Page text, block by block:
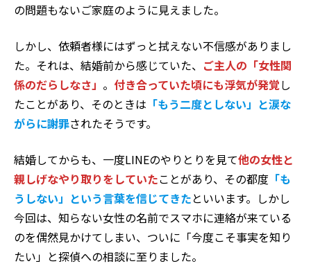
の問題もないご家庭のように見えました。
しかし、依頼者様にはずっと拭えない不信感がありまし
た。それは、結婚前から感じていた、 ご主人の「女性関
係のだらしなさ」 。 付き合っていた頃にも浮気が発覚し
たことがあり、そのときは 「もう二度としない」と涙な
がらに謝罪されたそうです。
結婚してからも、一度LINEのやりとりを見て他の女性と
親しげなやり取りをしていたことがあり、その都度 「も
うしない」という言葉を信じてきたといいます。しかし
今回は、知らない女性の名前でスマホに連絡が来ている
のを偶然見かけてしまい、ついに「今度こそ事実を知り
たい」と探偵への相談に至りました。